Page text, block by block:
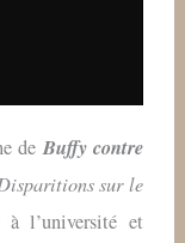
deBuffy contre
sur le
l’université et